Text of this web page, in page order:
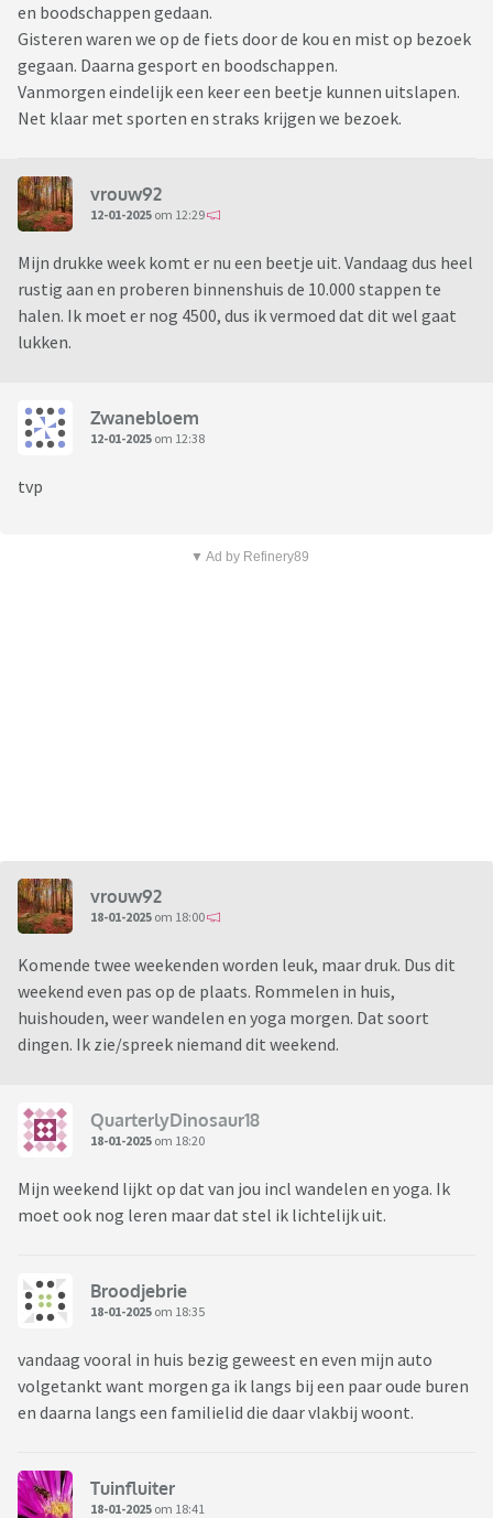
en boodschappen gedaan.
Gisteren waren we op de fiets door de kou en mist op bezoek
gegaan. Daarna gesport en boodschappen.
Vanmorgen eindelijk een keer een beetje kunnen uitslapen.
Net klaar met sporten en straks krijgen we bezoek.
vrouw92
12-01-2025 om 12:29
Mijn drukke week komt er nu een beetje uit. Vandaag dus heel
rustig aan en proberen binnenshuis de 10.000 stappen te
halen. Ik moet er nog 4500, dus ik vermoed dat dit wel gaat
lukken.
Zwanebloem
12-01-2025 om 12:38
tvp
▼ Ad by Refinery89
vrouw92
18-01-2025 om 18:00
Komende twee weekenden worden leuk, maar druk. Dus dit
weekend even pas op de plaats. Rommelen in huis,
huishouden, weer wandelen en yoga morgen. Dat soort
dingen. Ik zie/spreek niemand dit weekend.
QuarterlyDinosaur18
18-01-2025 om 18:20
Mijn weekend lijkt op dat van jou incl wandelen en yoga. Ik
moet ook nog leren maar dat stel ik lichtelijk uit.
Broodjebrie
18-01-2025 om 18:35
vandaag vooral in huis bezig geweest en even mijn auto
volgetankt want morgen ga ik langs bij een paar oude buren
en daarna langs een familielid die daar vlakbij woont.
Tuinfluiter
18-01-2025 om 18:41